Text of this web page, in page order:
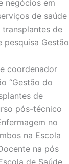
negócios em
de saúde
de
Gestão
coordenador
“Gestão do
de
pós-técnico
no
na Escola
na pós